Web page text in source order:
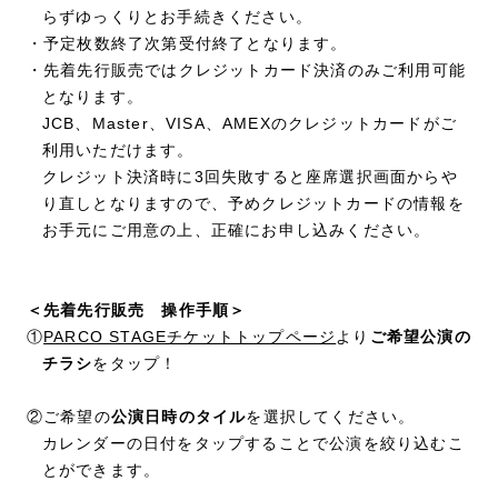
らずゆっくりとお手続きください。
・予定枚数終了次第受付終了となります。
・先着先行販売ではクレジットカード決済のみご利用可能
となります。
JCB、Master、VISA、AMEXのクレジットカードがご
利用いただけます。
クレジット決済時に3回失敗すると座席選択画面からや
り直しとなりますので、予めクレジットカードの情報を
お手元にご用意の上、正確にお申し込みください。
＜先着先行販売 操作手順＞
①PARCO STAGEチケットトップページ より ご希望公演の
チラシをタップ！
②ご希望の公演日時のタイルを選択してください。
カレンダーの日付をタップすることで公演を絞り込むこ
とができます。